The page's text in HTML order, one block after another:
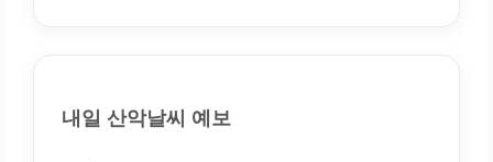
내일 산악날씨 예보